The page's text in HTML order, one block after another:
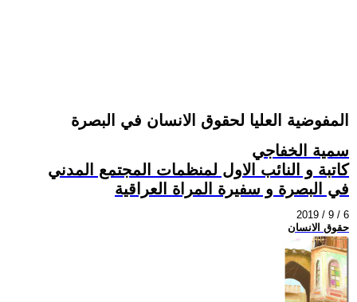
المفوضية العليا لحقوق الانسان في البصرة
سمية الخفاجي
كاتبة و النائب الاول لمنظمات المجتمع المدني
في البصرة و سفيرة المراة العراقية
2019 / 9 / 6
حقوق الانسان